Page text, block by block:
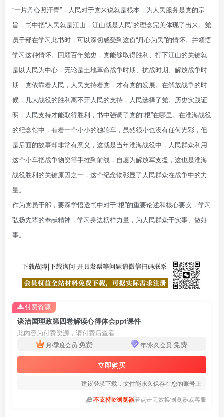
“一片丹心照汗青”，人民对于党来说就是根本，为人民服务是党的宗
旨，书中把“人民就是江山，江山就是人民”的理念完美体现了出来。党
员干部在学习此书时，可以深切感受到这份“丹心为民”的情怀。并领悟
学习这种情怀。回顾百年党史，党能够取得胜利、打下江山的关键就
是以人民为中心，无论是土地革命战争时期、抗战时期、解放战争时
期，党依靠着人民，人民支持着党，才有党的发展。在解放战争的时
候，几大战役的胜利离不开人民的支持，人民选择了党。历史实践证
明，人民支持才能取得胜利，书中强调了党的“根”在哪里。在淮海战役
的纪念馆中，有着一个小小的独轮车，虽然很小也没有任何光彩，但
是后面的故事却非常有意义，这就是当年淮海战役中，人民群众利用
这个小车把战争物资等手推到前线，自愿为解放军支援，这也是淮海
战役胜利的关键原因之一，这个纪念物彰显了人民群众在战争中的力
量。
作为党员干部，要深学悟透书中对于“根”的重要论述和核心要义，学习
弘扬先辈的奉献精神，学习身边榜样力量，为人民群众干实事、做好
事。
谈治国理政第四卷解读心得体会ppt课件
此内容为付费资源，请付费后查看
月/季度会员 免费 年/永久会员 免费
立即购买
建议登录下载，文件能永久保存在您的账号上
不支持ie浏览器若点击无效换浏览器或客服
付费资源